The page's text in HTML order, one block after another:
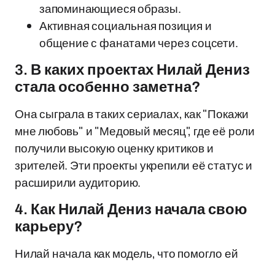
запоминающиеся образы.
Активная социальная позиция и
общение с фанатами через соцсети.
3. В каких проектах Нилай Дениз
стала особенно заметна?
Она сыграла в таких сериалах, как "Покажи
мне любовь" и "Медовый месяц", где её роли
получили высокую оценку критиков и
зрителей. Эти проекты укрепили её статус и
расширили аудиторию.
4. Как Нилай Дениз начала свою
карьеру?
Нилай начала как модель, что помогло ей